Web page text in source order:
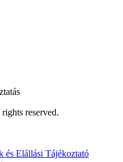
reserved.
és Elállási Tájékoztató